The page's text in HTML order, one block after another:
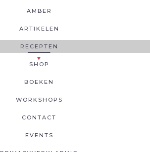
AMBER
ARTIKELEN
RECEPTEN
SHOP
BOEKEN
WORKSHOPS
CONTACT
EVENTS